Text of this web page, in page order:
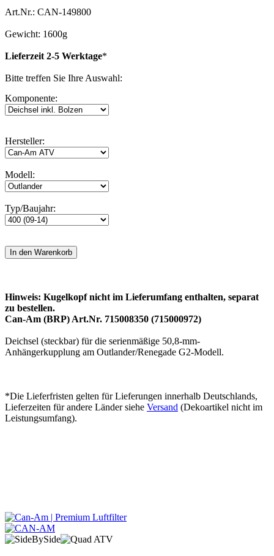
Art.Nr.: CAN-149800
Gewicht: 1600g
Lieferzeit 2-5 Werktage*
Bitte treffen Sie Ihre Auswahl:
Komponente:
Hersteller:
Modell:
Typ/Baujahr:
Hinweis: Kugelkopf nicht im Lieferumfang enthalten, separat
zu bestellen.
Can-Am (BRP) Art.Nr. 715008350 (715000972)
Deichsel (steckbar) für die serienmäßige 50,8-mm-
Anhängerkupplung am Outlander/Renegade G2-Modell.
*Die Lieferfristen gelten für Lieferungen innerhalb Deutschlands,
Lieferzeiten für andere Länder siehe Versand (Dekoartikel nicht im
Leistungsumfang).